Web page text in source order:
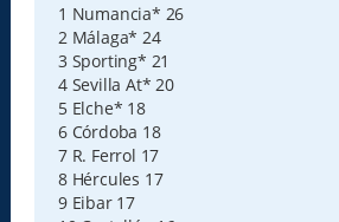
e
1 Numancia* 26
2 Málaga* 24
3 Sporting* 21
4 Sevilla At* 20
5 Elche* 18
6 Córdoba 18
7 R. Ferrol 17
8 Hércules 17
9 Eibar 17